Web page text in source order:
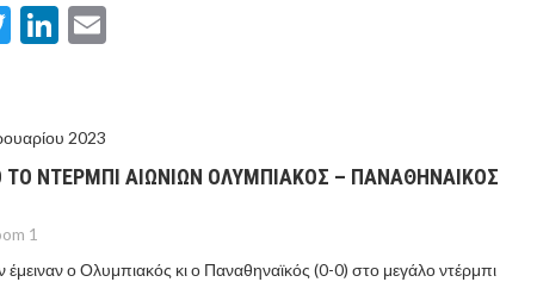
TwitterLinkedIn
2023
ΤΟ ΝΤΕΡΜΠΙ ΑΙΩΝΙΩΝ ΟΛΥΜΠΙΑΚΟΣ – ΠΑΝΑΘΗΝΑΙΚΟΣ
1
έμειναν ο Ολυμπιακός κι ο Παναθηναϊκός (0-0) στο μεγάλο ντέρμπι